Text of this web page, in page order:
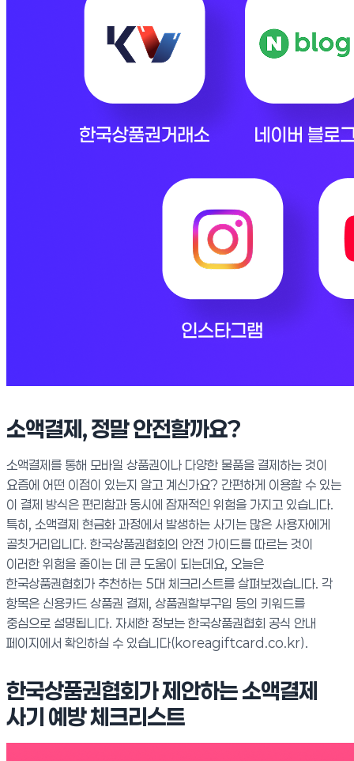
소액결제, 정말 안전할까요?
소액결제를 통해 모바일 상품권이나 다양한 물품을 결제하는 것이
요즘에 어떤 이점이 있는지 알고 계신가요? 간편하게 이용할 수 있는
이 결제 방식은 편리함과 동시에 잠재적인 위험을 가지고 있습니다.
특히, 소액결제 현금화 과정에서 발생하는 사기는 많은 사용자에게
골칫거리입니다. 한국상품권협회의 안전 가이드를 따르는 것이
이러한 위험을 줄이는 데 큰 도움이 되는데요, 오늘은
한국상품권협회가 추천하는 5대 체크리스트를 살펴보겠습니다. 각
항목은 신용카드 상품권 결제, 상품권할부구입 등의 키워드를
중심으로 설명됩니다. 자세한 정보는 한국상품권협회 공식 안내
페이지에서 확인하실 수 있습니다(koreagiftcard.co.kr).
한국상품권협회가 제안하는 소액결제
사기 예방 체크리스트